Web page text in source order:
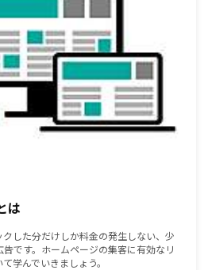
は
した分だけしか料金の発生しない、少
です。ホームページの集客に有効なリ
学んでいきましょう。